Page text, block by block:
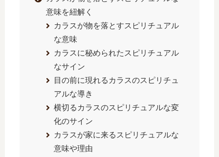
意味を紐解く
カラスが物を落とすスピリチュアル
な意味
カラスに秘められたスピリチュアル
なサイン
目の前に現れるカラスのスピリチュ
アルな導き
横切るカラスのスピリチュアルな変
化のサイン
カラスが家に来るスピリチュアルな
意味や理由